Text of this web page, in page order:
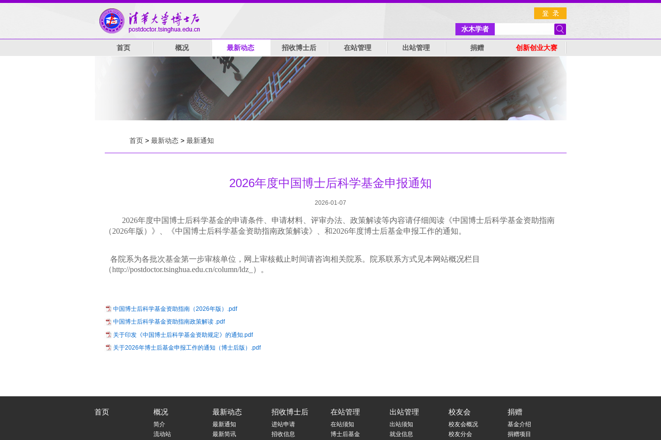
水木学者
首页 概况 最新动态 招收博士后 在站管理 出站管理 捐赠 创新创业大赛
首页> 最新动态> 最新通知
2026年度中国博士后科学基金申报通知
2026-01-07
2026年度中国博士后科学基金的申请条件、申请材料、评审办法、政策解读等内容请仔细阅读《中国博士后科学基金资助指南
（2026年版）》、《中国博士后科学基金资助指南政策解读》
、和2026年度博士后基金申报工作的通知。
各院系为各批次基金第一步审核单位，网上审核截止时间请咨询相关院系。院系联系方式见本网站概况栏目
（http://postdoctor.tsinghua.edu.cn/column/ldz_）。
中国博士后科学基金资助指南（2026年版）.pdf
中国博士后科学基金资助指南政策解读 .pdf
关于印发《中国博士后科学基金资助规定》的通知.pdf
关于2026年博士后基金申报工作的通知（博士后版）.pdf
首页 概况
简介
流动站
最新动态
最新通知
最新简讯
招收博士后
进站申请
招收信息
在站管理
在站须知
博士后基金
出站管理
出站须知
就业信息
校友会
校友会概况
校友分会
捐赠
基金介绍
捐赠项目